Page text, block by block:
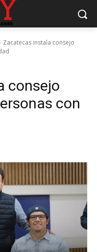
Zacatecas instala consejo
consejo
con